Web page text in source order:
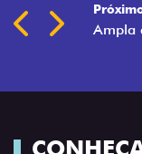
Previous
Next
Ampla